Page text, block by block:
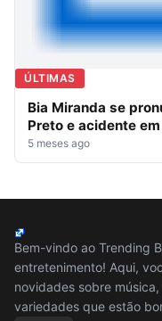
ÚLTIMAS
Bia Miranda se
Preto e acidente
5 meses ago
Bem-vindo ao Trending
entretenimento! Aqui,
novidades sobre
variedades que estão